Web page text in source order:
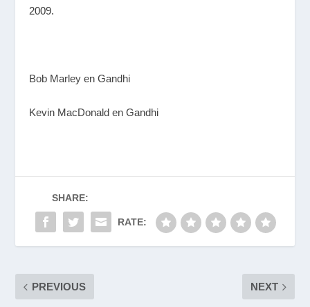
2009.
Bob Marley en Gandhi
Kevin MacDonald en Gandhi
SHARE:
RATE:
PREVIOUS NEXT